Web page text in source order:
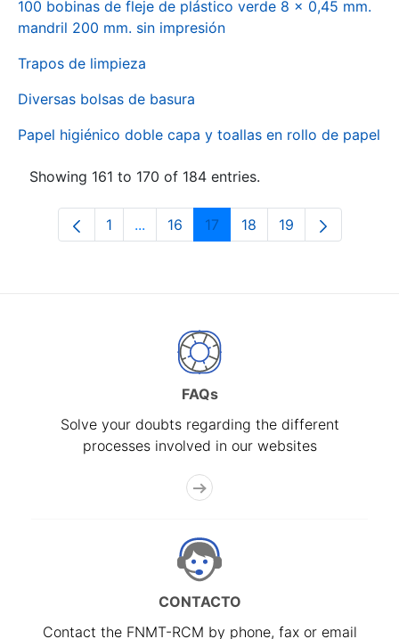
100 bobinas de fleje de plástico verde 8 x 0,45 mm.
mandril 200 mm. sin impresión
Trapos de limpieza
Diversas bolsas de basura
Papel higiénico doble capa y toallas en rollo de papel
Showing 161 to 170 of 184 entries.
Page
1 ...Intermediate Pages Use TAB to
Page
16 Page
17 Page
18 Page
19
FAQs
Solve your doubts regarding the different
processes involved in our websites
CONTACTO
Contact the FNMT-RCM by phone, fax or email